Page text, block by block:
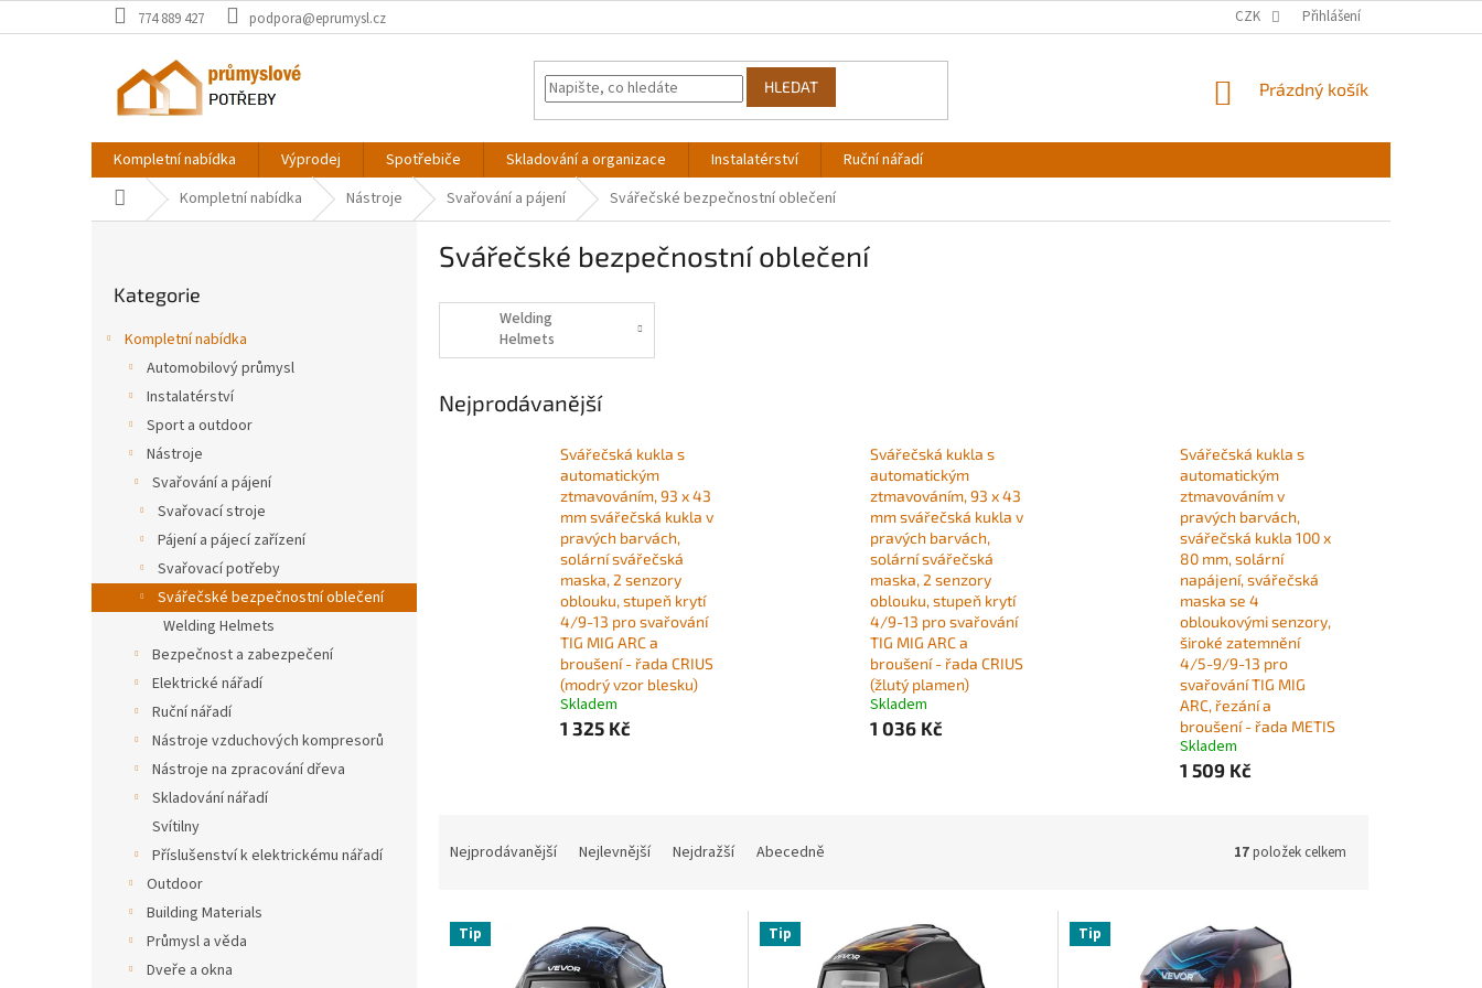
na
774 889 427 podpora@eprumysl.cz CZK Přihlášení
HLEDAT
NÁKUPNÍ
Prázdný košík
Kompletní nabídka Výprodej Spotřebiče Skladování a organizace Instalatérství
Ruční nářadí
Domů Kompletní nabídka Nástroje Svařování a pájení Svářečské bezpečnostní oblečení
kategorie
Kategorie
Kompletní nabídka
Automobilový průmysl
Instalatérství
Sport a outdoor
Nástroje
Svařování a pájení
Svařovací stroje
Pájení a pájecí zařízení
Svařovací potřeby
Svářečské bezpečnostní oblečení
Welding Helmets
Bezpečnost a zabezpečení
Elektrické nářadí
Ruční nářadí
Nástroje vzduchových kompresorů
Nástroje na zpracování dřeva
Skladování nářadí
Svítilny
Příslušenství k elektrickému nářadí
Outdoor
Building Materials
Průmysl a věda
Dveře a okna
Svářečské bezpečnostní oblečení
Welding
Helmets
Nejprodávanější
Svářečská kukla s
automatickým
ztmavováním, 93 x 43
mm svářečská kukla v
pravých barvách,
solární svářečská
maska, 2 senzory
oblouku, stupeň krytí
4/9-13 pro svařování
TIG MIG ARC a
broušení - řada CRIUS
(modrý vzor blesku)
Skladem
1 325 Kč
Svářečská kukla s
automatickým
ztmavováním, 93 x 43
mm svářečská kukla v
pravých barvách,
solární svářečská
maska, 2 senzory
oblouku, stupeň krytí
4/9-13 pro svařování
TIG MIG ARC a
broušení - řada CRIUS
(žlutý plamen)
Skladem
1 036 Kč
Svářečská kukla s
automatickým
ztmavováním v
pravých barvách,
svářečská kukla 100 x
80 mm, solární
napájení, svářečská
maska ​​se 4
obloukovými senzory,
široké zatemnění
4/5-9/9-13 pro
svařování TIG MIG
ARC, řezání a
broušení - řada METIS
Skladem
1 509 Kč
n
Nejprodávanější Nejlevnější Nejdražší Abecedně 17položek celkem
V Tip Tip Tip